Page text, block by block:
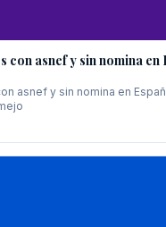
con asnef y sin nomina en
asnef y sin nomina en